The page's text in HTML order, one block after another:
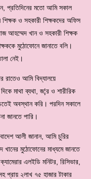
প্রতিদিনের মতো আমি সকাল
শিক্ষক ও সহকারী শিক্ষকদের অফিস
আহম্মেদ খান ও সহকারী শিক্ষক
মুঠোফোনে জানাতে বলি।
নেই।
রাতেও আমি বিদ্যালয়ে
মাথা ব্যথা, জ¦র ও শারীরিক
অবস্থান করি। পরদিন সকালে
জানতে পারি।
বাদেশ আলী জানান, আমি চুরির
খানের মুঠোফোনের মাধ্যমে জানতে
এলইডি মনিটর, রিসিভার,
প্রায় ২লাখ ৭৫ হাজার টাকার